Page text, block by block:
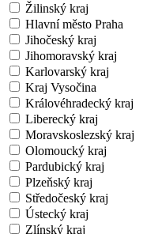
Žilinský kraj
Hlavní město Praha
Jihočeský kraj
Jihomoravský kraj
Karlovarský kraj
Kraj Vysočina
Královéhradecký kraj
Liberecký kraj
Moravskoslezský kraj
Olomoucký kraj
Pardubický kraj
Plzeňský kraj
Středočeský kraj
Ústecký kraj
Zlínský kraj